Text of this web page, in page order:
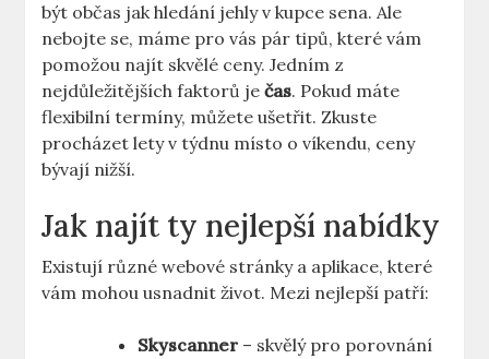
být občas jak hledání jehly v kupce sena. Ale
nebojte se, máme pro vás pár tipů, které vám
pomožou najít skvělé ceny. Jedním z
nejdůležitějších faktorů ječas. Pokud máte
flexibilní termíny, můžete ušetřit. Zkuste
procházet lety v týdnu místo o víkendu, ceny
bývají nižší.
Jak najít ty nejlepší nabídky
Existují různé webové stránky a aplikace, které
vám mohou usnadnit život. Mezi nejlepší patří:
Skyscanner – skvělý pro porovnání